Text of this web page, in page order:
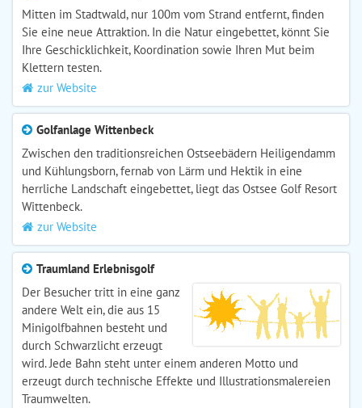
Mitten im Stadtwald, nur 100m vom Strand entfernt, finden
Sie eine neue Attraktion. In die Natur eingebettet, könnt Sie
Ihre Geschicklichkeit, Koordination sowie Ihren Mut beim
Klettern testen.
zur Website
Golfanlage Wittenbeck
Zwischen den traditionsreichen Ostseebädern Heiligendamm
und Kühlungsborn, fernab von Lärm und Hektik in eine
herrliche Landschaft eingebettet, liegt das Ostsee Golf Resort
Wittenbeck.
zur Website
Traumland Erlebnisgolf
Der Besucher tritt in eine ganz
andere Welt ein, die aus 15
Minigolfbahnen besteht und
durch Schwarzlicht erzeugt
wird. Jede Bahn steht unter einem anderen Motto und
erzeugt durch technische Effekte und Illustrationsmalereien
Traumwelten.